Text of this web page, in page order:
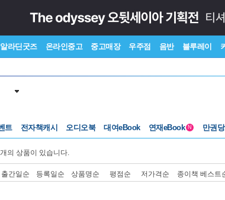
알라딘굿즈 온라인중고 중고매장 우주점 음반 블루레이
트 전자책캐시 오디오북 대여eBook 연재eBook N 만권
개의 상품이 있습니다.
출간일순 등록일순 상품명순 평점순 저가격순 종이책 베스트